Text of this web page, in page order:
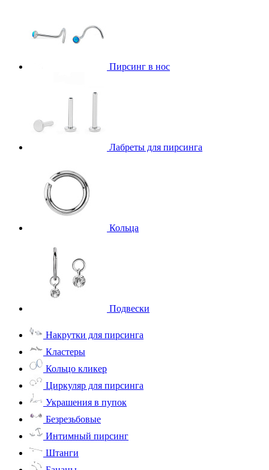
Пирсинг в нос
Лабреты для пирсинга
Кольца
Подвески
Накрутки для пирсинга
Кластеры
Кольцо кликер
Циркуляр для пирсинга
Украшения в пупок
Безрезьбовые
Интимный пирсинг
Штанги